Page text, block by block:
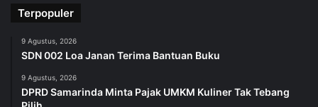
Terpopuler
9 Agustus, 2026
SDN 002 Loa Janan Terima Bantuan Buku
9 Agustus, 2026
DPRD Samarinda Minta Pajak UMKM Kuliner Tak Tebang